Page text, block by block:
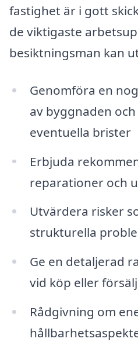
fastighet är i gott
de viktigaste
besiktningsman kan
Genomföra en
av byggnaden
eventuella brister
Erbjuda
reparationer och
Utvärdera risker
strukturella
Ge en detaljerad
vid köp eller
Rådgivning om